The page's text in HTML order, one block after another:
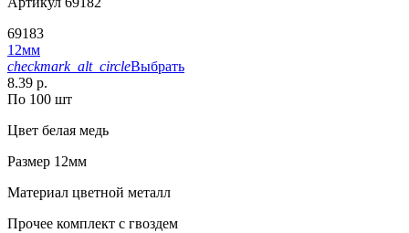
69183
12мм
checkmark_alt_circleВыбрать
8.39 р.
По 100 шт
Цвет белая медь
Размер 12мм
Материал цветной металл
Прочее комплект с гвоздем